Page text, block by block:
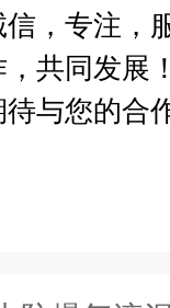
，专注，
共同发展
与您的合